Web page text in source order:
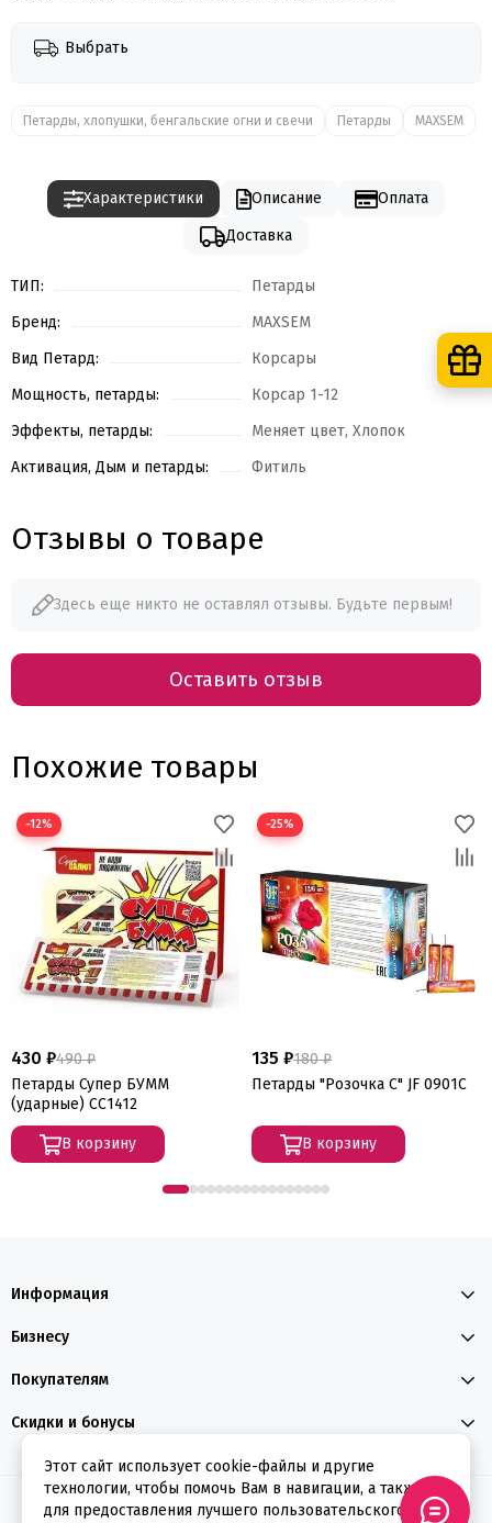
Выбрать
Петарды, хлопушки, бенгальские огни и свечи Петарды MAXSEM
Характеристики Описание
Оплата
Доставка
ТИП:
Петарды
Бренд:
MAXSEM
Вид Петард:
Корсары
Мощность, петарды:
Корсар 1-12
Эффекты, петарды:
Меняет цвет, Хлопок
Активация, Дым и петарды:
Фитиль
Отзывы о товаре
Здесь еще никто не оставлял отзывы. Будьте первым!
Оставить отзыв
Похожие товары
−12%
430 ₽490 ₽
Петарды Супер БУММ
(ударные) СС1412
В корзину
−25%
135 ₽180 ₽
Петарды "Розочка С" JF 0901C
В корзину
Информация
Бизнесу
Покупателям
Скидки и бонусы
2026 © ФЕЕРВЕРКИН
Этот сайт использует cookie-файлы и другие
технологии, чтобы помочь Вам в навигации, а также
для предоставления лучшего пользовательского